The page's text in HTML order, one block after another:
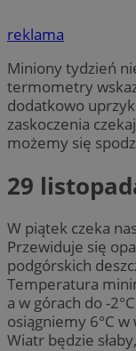
reklama
Miniony tydzień
termometry
dodatkowo
zaskoczenia
możemy się
29
W piątek czeka
Przewiduje się
podgórskich
Temperatura
a w górach do -
osiągniemy 6°C w
Wiatr będzie